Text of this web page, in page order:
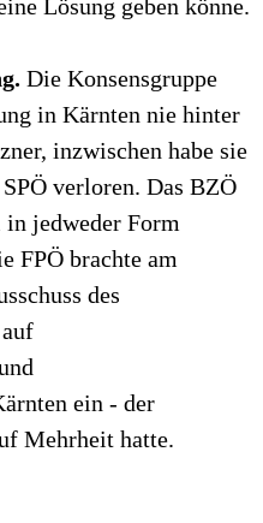
Lösung geben könne.
Die Konsensgruppe
in Kärnten nie hinter
inzwischen habe sie
verloren. Das BZÖ
jedweder Form
FPÖ brachte am
des
ein - der
Mehrheit hatte.